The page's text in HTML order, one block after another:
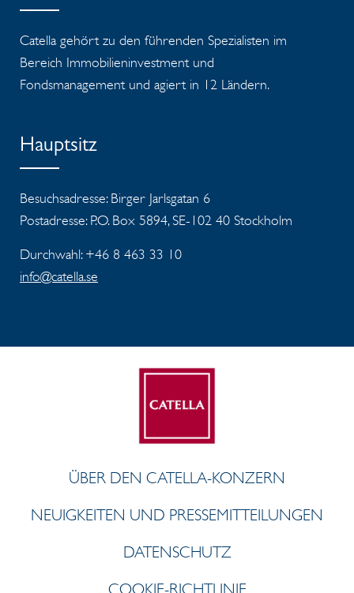
Catella gehört zu den führenden Spezialisten im
Bereich Immobilieninvestment und
Fondsmanagement und agiert in 12 Ländern.
Hauptsitz
Besuchsadresse: Birger Jarlsgatan 6
Postadresse: P.O. Box 5894, SE-102 40 Stockholm
Durchwahl: +46 8 463 33 10
info@catella.se
ÜBER DEN CATELLA-KONZERN
NEUIGKEITEN UND PRESSEMITTEILUNGEN
DATENSCHUTZ
COOKIE-RICHTLINIE